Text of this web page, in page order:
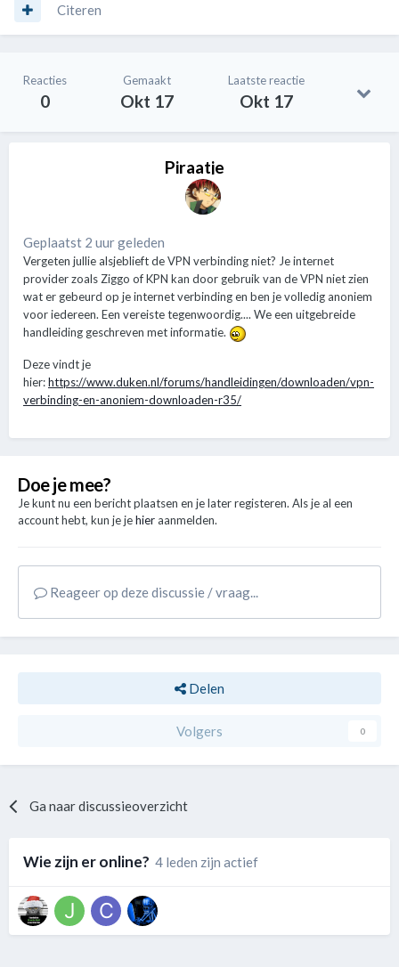
Citeren
Reacties
0
Gemaakt
Okt 17
Laatste reactie
Okt 17
Piraatje
Geplaatst 2 uur geleden
Vergeten jullie alsjeblieft de VPN verbinding niet? Je internet
provider zoals Ziggo of KPN kan door gebruik van de VPN niet zien
wat er gebeurd op je internet verbinding en ben je volledig anoniem
voor iedereen. Een vereiste tegenwoordig.... We een uitgebreide
handleiding geschreven met informatie.
Deze vindt je
hier:https://www.duken.nl/forums/handleidingen/downloaden/vpn-
verbinding-en-anoniem-downloaden-r35/
Doe je mee?
Je kunt nu een bericht plaatsen en je later registeren. Als je al een
account hebt, kun je jehieraanmelden.
Reageer op deze discussie / vraag...
Delen
Volgers 0
Ga naar discussieoverzicht
Wie zijn er online? 4 leden zijn actief